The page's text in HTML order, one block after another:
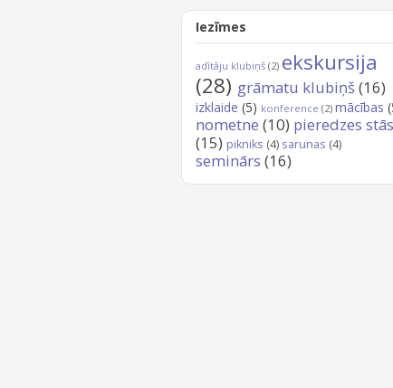
Iezīmes
adītāju klubiņš (2) ekskursija
(28) grāmatu klubiņš(16)
izklaide (5) konference (2) mācības
nometne (10) pieredzes
(15) pikniks (4) sarunas (4)
seminārs (16)